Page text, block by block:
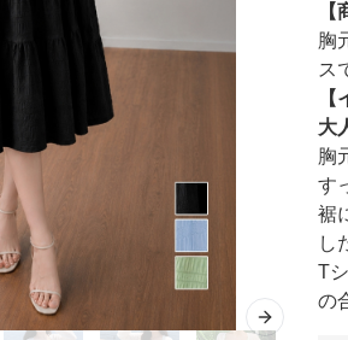
Next slide
【
胸
ス
大
胸
す
裾
し
T
の